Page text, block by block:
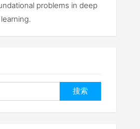
problems in deep
learning.
搜索